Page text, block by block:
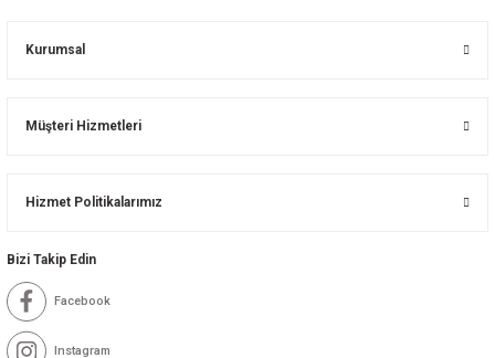
Kurumsal
Müşteri Hizmetleri
Hizmet Politikalarımız
Bizi Takip Edin
Facebook
Instagram